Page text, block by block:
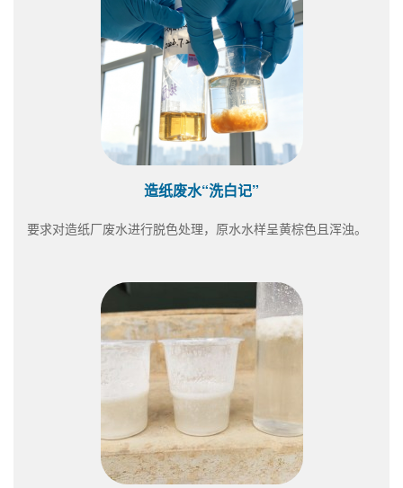
造纸废水“洗白记”
要求对造纸厂废水进行脱色处理，原水水样呈黄棕色且浑浊。